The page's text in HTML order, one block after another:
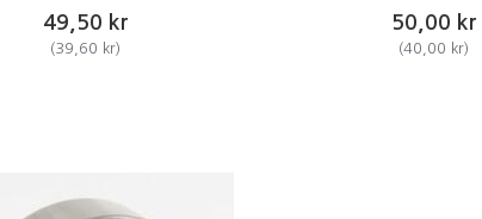
49,50 kr
(39,60 kr)
50,00 kr
(40,00 kr)